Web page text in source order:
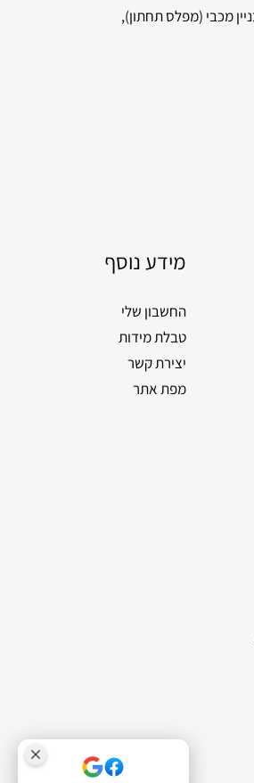
(מפלס תחתון),
מידע נוסף
החשבון שלי
טבלת מידות
יצירת קשר
מפת אתר